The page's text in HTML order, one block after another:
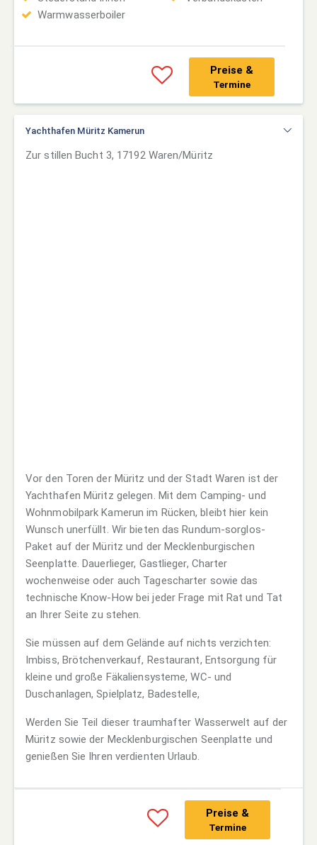
Warmwasserboiler
Preise &
Termine
Yachthafen Müritz Kamerun
Zur stillen Bucht 3, 17192 Waren/Müritz
Vor den Toren der Müritz und der Stadt Waren ist der
Yachthafen Müritz gelegen. Mit dem Camping- und
Wohnmobilpark Kamerun im Rücken, bleibt hier kein
Wunsch unerfüllt. Wir bieten das Rundum-sorglos-
Paket auf der Müritz und der Mecklenburgischen
Seenplatte. Dauerlieger, Gastlieger, Charter
wochenweise oder auch Tagescharter sowie das
technische Know-How bei jeder Frage mit Rat und Tat
an Ihrer Seite zu stehen.
Sie müssen auf dem Gelände auf nichts verzichten:
Imbiss, Brötchenverkauf, Restaurant, Entsorgung für
kleine und große Fäkaliensysteme, WC- und
Duschanlagen, Spielplatz, Badestelle,
Werden Sie Teil dieser traumhafter Wasserwelt auf der
Müritz sowie der Mecklenburgischen Seenplatte und
genießen Sie Ihren verdienten Urlaub.
Preise &
Termine